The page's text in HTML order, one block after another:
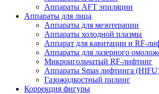
Аппараты AFT эпиляции
Аппараты для лица
Аппараты для мезотерапии
Аппараты холодной плазмы
Аппарат для кавитации и RF-
Аппараты для лазерного
Микроигольчатый RF-лифтинг
Аппараты Smas лифтинга
Газожидкостный пилинг
Коррекция фигуры